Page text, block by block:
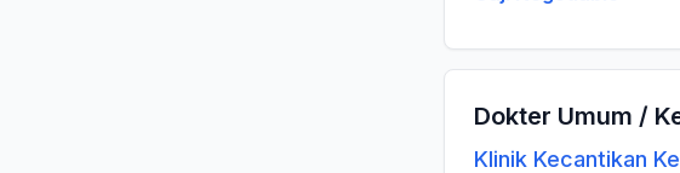
Dokter Umum /
Klinik Kecantikan